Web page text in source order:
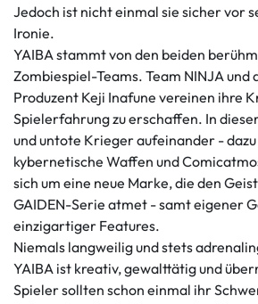
Jedoch ist nicht einmal sie sicher vor
Ironie.
YAIBA stammt von den beiden
Zombiespiel-Teams. Team NINJA und
Produzent Keji Inafune vereinen ihre
Spielerfahrung zu erschaffen. In
und untote Krieger aufeinander - dazu
kybernetische Waffen und
sich um eine neue Marke, die den
GAIDEN-Serie atmet - samt eigener
einzigartiger Features.
Niemals langweilig und stets
YAIBA ist kreativ, gewalttätig und
Spieler sollten schon einmal ihr